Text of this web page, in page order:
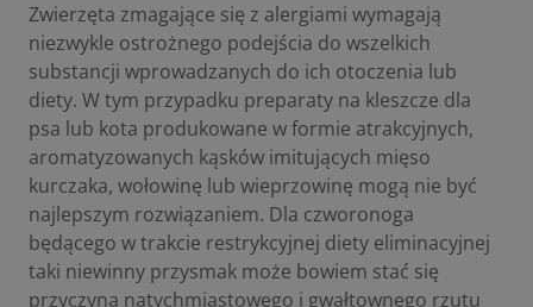
Zwierzęta zmagające się z alergiami wymagają
niezwykle ostrożnego podejścia do wszelkich
substancji wprowadzanych do ich otoczenia lub
diety. W tym przypadku preparaty na kleszcze dla
psa lub kota produkowane w formie atrakcyjnych,
aromatyzowanych kąsków imitujących mięso
kurczaka, wołowinę lub wieprzowinę mogą nie być
najlepszym rozwiązaniem. Dla czworonoga
będącego w trakcie restrykcyjnej diety eliminacyjnej
taki niewinny przysmak może bowiem stać się
przyczyną natychmiastowego i gwałtownego rzutu